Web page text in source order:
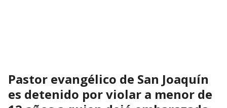
Pastor evangélico de San Joaquín
es detenido por violar a menor de